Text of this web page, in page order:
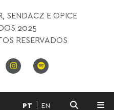
SENDACZ E OPICE
2025
RESERVADOS
PT EN